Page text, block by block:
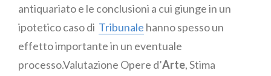
antiquariato e le conclusioni a cui giunge in un
ipotetico caso di Tribunale hanno spesso un
effetto importante in un eventuale
processo.Valutazione Opere d’Arte, Stima